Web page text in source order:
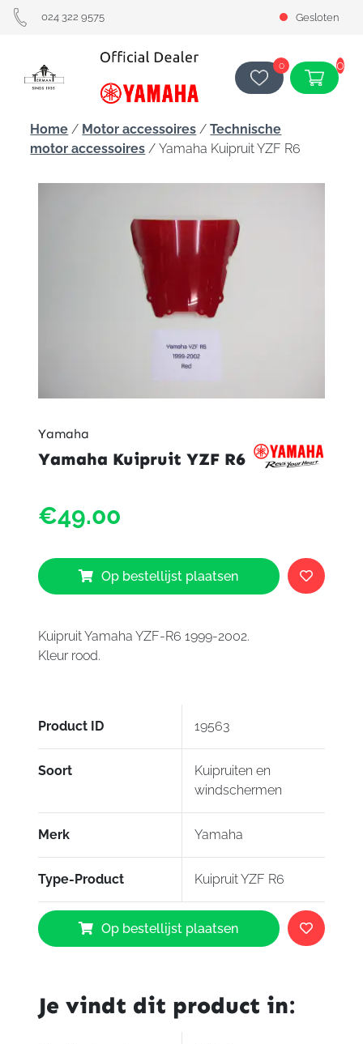
024 322 9575 Gesloten
0 0
Home / Motor accessoires /Technische
motor accessoires / Yamaha Kuipruit YZF R6
Yamaha
Yamaha Kuipruit YZF R6
€49.00
Op bestellijst plaatsen
Kuipruit Yamaha YZF-R6 1999-2002.
Kleur rood.
Product ID 19563
Soort
Kuipruiten en
windschermen
Merk Yamaha
Type-Product Kuipruit YZF R6
Yamaha
Kuipruit
YZF
Op bestellijst plaatsen
Je vindt dit product in: